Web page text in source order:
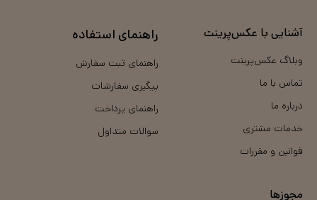
آشنایی با عکس‌پرینت
وبلاگ عکس‌پرینت
تماس با ما
درباره ما
خدمات مشتری
قوانین و مقررات
راهنمای استفاده
راهنمای ثبت سفارش
پیگیری سفارشات
راهنمای پرداخت
سوالات متداول
مجوزها